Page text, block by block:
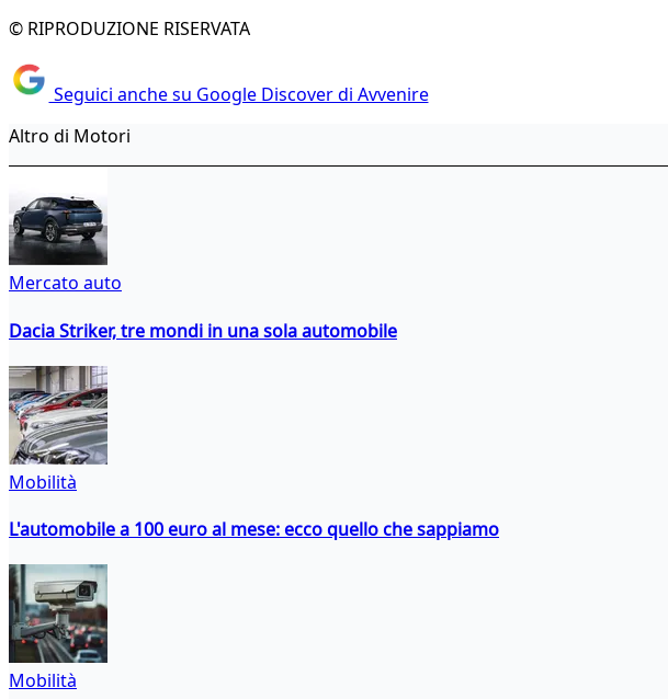
© RIPRODUZIONE RISERVATA
Seguici anche su Google Discover di Avvenire
Altro di Motori
Mercato auto
Dacia Striker, tre mondi in una sola automobile
Mobilità
L'automobile a 100 euro al mese: ecco quello che sappiamo
Mobilità